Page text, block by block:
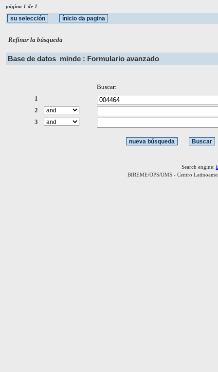
página 1 de 1
Refinar la búsqueda
Base de datos minde : Formulario avanzado
Buscar:
1
2
3
Search engine:
BIREME/OPS/OMS - Centro